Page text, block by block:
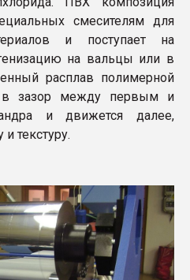
смесителям для
и поступает на
на вальцы или в
расплав полимерной
в зазор между первым и
и движется далее,
текстуру.